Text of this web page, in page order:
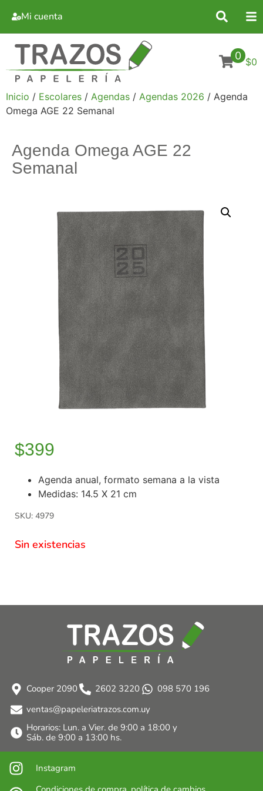
Mi cuenta
0 $0
Inicio / Escolares / Agendas / Agendas 2026 / Agenda
Omega AGE 22 Semanal
Agenda Omega AGE 22
Semanal
$399
Agenda anual, formato semana a la vista
Medidas: 14.5 X 21 cm
SKU: 4979
Sin existencias
Cooper 2090 2602 3220
098 570 196
ventas@papeleriatrazos.com.uy
Horarios: Lun. a Vier. de 9:00 a 18:00 y
Sáb. de 9:00 a 13:00 hs.
Instagram